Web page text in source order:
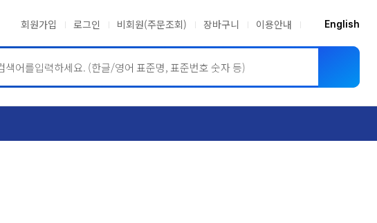
회원가입 로그인 비회원(주문조회) 장바구니 이용안내 English